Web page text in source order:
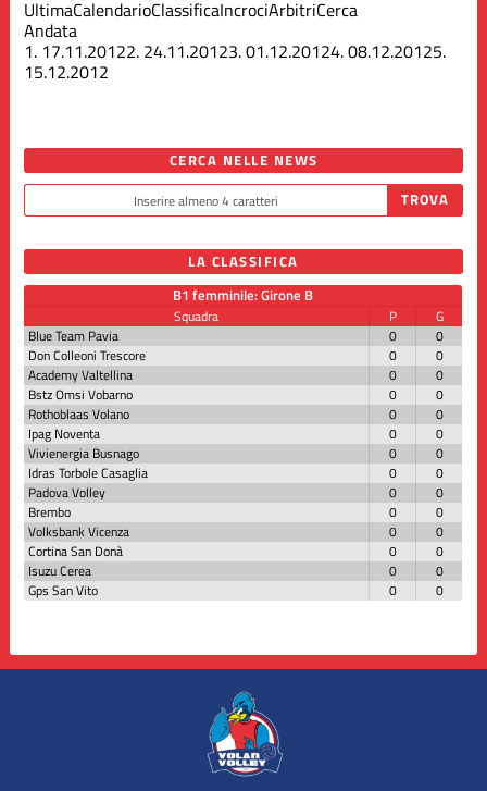
UltimaCalendarioClassificaIncrociArbitriCerca
Andata
1. 17.11.20122. 24.11.20123.01.12.20124.08.12.20125.
15.12.2012
CERCA NELLE NEWS
LA CLASSIFICA
B1 femminile: Girone B
Squadra P
G
Blue Team Pavia
0
0
Don Colleoni Trescore
0
0
Academy Valtellina
0
0
Bstz Omsi Vobarno
0
0
Rothoblaas Volano
0
0
Ipag Noventa
0
0
Vivienergia Busnago
0
0
Idras Torbole Casaglia
0
0
Padova Volley
0
0
Brembo
0
0
Volksbank Vicenza
0
0
Cortina San Donà
0
0
Isuzu Cerea
0
0
Gps San Vito
0 0